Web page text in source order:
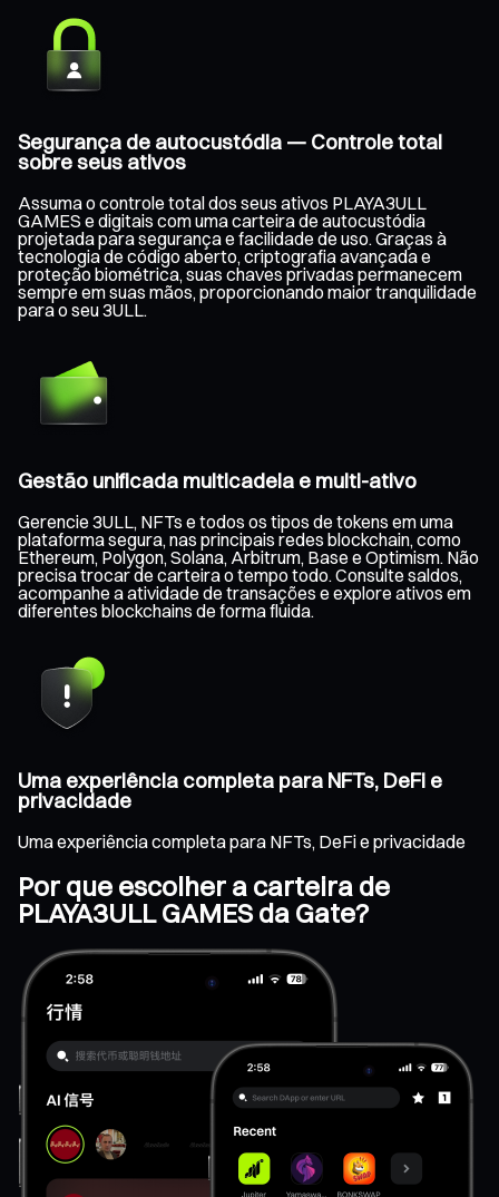
Segurança de autocustódia — Controle total
sobre seus ativos
Assuma o controle total dos seus ativos PLAYA3ULL
GAMES e digitais com uma carteira de autocustódia
projetada para segurança e facilidade de uso. Graças à
tecnologia de código aberto, criptografia avançada e
proteção biométrica, suas chaves privadas permanecem
sempre em suas mãos, proporcionando maior tranquilidade
para o seu 3ULL.
Gestão unificada multicadeia e multi-ativo
Gerencie 3ULL, NFTs e todos os tipos de tokens em uma
plataforma segura, nas principais redes blockchain, como
Ethereum, Polygon, Solana, Arbitrum, Base e Optimism. Não
precisa trocar de carteira o tempo todo. Consulte saldos,
acompanhe a atividade de transações e explore ativos em
diferentes blockchains de forma fluida.
Uma experiência completa para NFTs, DeFi e
privacidade
Uma experiência completa para NFTs, DeFi e privacidade
Por que escolher a carteira de
PLAYA3ULL GAMES da Gate?